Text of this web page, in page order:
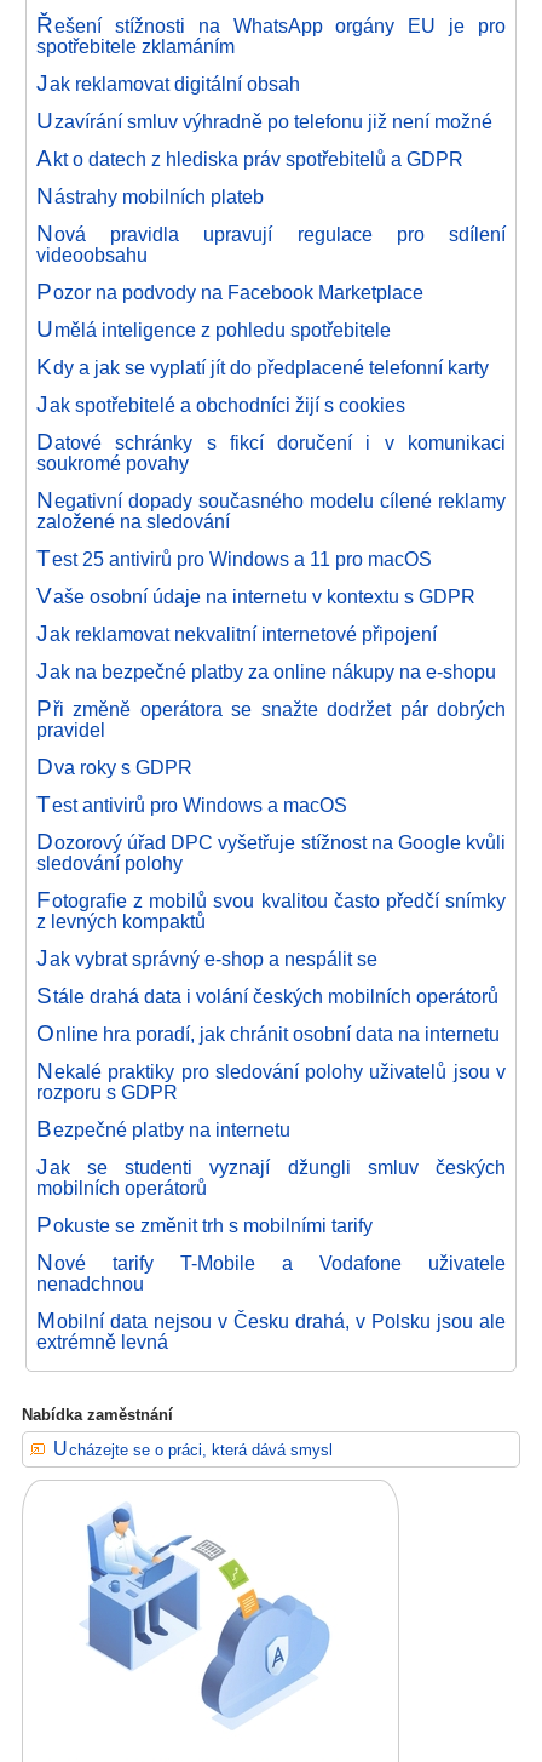
Řešení stížnosti na WhatsApp orgány EU je pro
spotřebitele zklamáním
Jak reklamovat digitální obsah
Uzavírání smluv výhradně po telefonu již není možné
Akt o datech z hlediska práv spotřebitelů a GDPR
Nástrahy mobilních plateb
Nová pravidla upravují regulace pro sdílení
videoobsahu
Pozor na podvody na Facebook Marketplace
Umělá inteligence z pohledu spotřebitele
Kdy a jak se vyplatí jít do předplacené telefonní karty
Jak spotřebitelé a obchodníci žijí s cookies
Datové schránky s fikcí doručení i v komunikaci
soukromé povahy
Negativní dopady současného modelu cílené reklamy
založené na sledování
Test 25 antivirů pro Windows a 11 pro macOS
Vaše osobní údaje na internetu v kontextu s GDPR
Jak reklamovat nekvalitní internetové připojení
Jak na bezpečné platby za online nákupy na e-shopu
Při změně operátora se snažte dodržet pár dobrých
pravidel
Dva roky s GDPR
Test antivirů pro Windows a macOS
Dozorový úřad DPC vyšetřuje stížnost na Google kvůli
sledování polohy
Fotografie z mobilů svou kvalitou často předčí snímky
z levných kompaktů
Jak vybrat správný e-shop a nespálit se
Stále drahá data i volání českých mobilních operátorů
Online hra poradí, jak chránit osobní data na internetu
Nekalé praktiky pro sledování polohy uživatelů jsou v
rozporu s GDPR
Bezpečné platby na internetu
Jak se studenti vyznají džungli smluv českých
mobilních operátorů
Pokuste se změnit trh s mobilními tarify
Nové tarify T-Mobile a Vodafone uživatele
nenadchnou
Mobilní data nejsou v Česku drahá, v Polsku jsou ale
extrémně levná
Nabídka zaměstnání
Ucházejte se o práci, která dává smysl